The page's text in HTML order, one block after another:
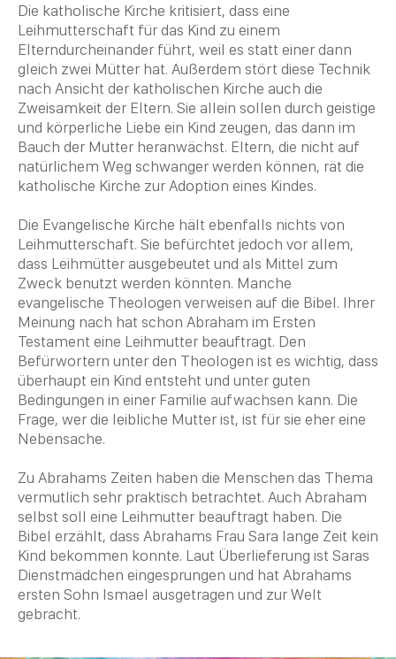
Die katholische Kirche kritisiert, dass eine
Leihmutterschaft für das Kind zu einem
Elterndurcheinander führt, weil es statt einer dann
gleich zwei Mütter hat. Außerdem stört diese Technik
nach Ansicht der katholischen Kirche auch die
Zweisamkeit der Eltern. Sie allein sollen durch geistige
und körperliche Liebe ein Kind zeugen, das dann im
Bauch der Mutter heranwächst. Eltern, die nicht auf
natürlichem Weg schwanger werden können, rät die
katholische Kirche zur Adoption eines Kindes.
Die Evangelische Kirche hält ebenfalls nichts von
Leihmutterschaft. Sie befürchtet jedoch vor allem,
dass Leihmütter ausgebeutet und als Mittel zum
Zweck benutzt werden könnten. Manche
evangelische Theologen verweisen auf die Bibel. Ihrer
Meinung nach hat schon Abraham im Ersten
Testament eine Leihmutter beauftragt. Den
Befürwortern unter den Theologen ist es wichtig, dass
überhaupt ein Kind entsteht und unter guten
Bedingungen in einer Familie aufwachsen kann. Die
Frage, wer die leibliche Mutter ist, ist für sie eher eine
Nebensache.
Zu Abrahams Zeiten haben die Menschen das Thema
vermutlich sehr praktisch betrachtet. Auch Abraham
selbst soll eine Leihmutter beauftragt haben. Die
Bibel erzählt, dass Abrahams Frau Sara lange Zeit kein
Kind bekommen konnte. Laut Überlieferung ist Saras
Dienstmädchen eingesprungen und hat Abrahams
ersten Sohn Ismael ausgetragen und zur Welt
gebracht.